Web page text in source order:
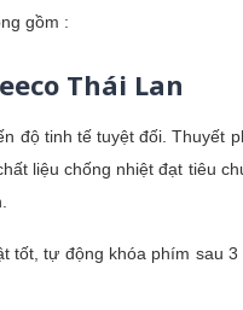
gồm :
Thái Lan
độ tinh tế tuyệt đối. Thuyết
liệu chống nhiệt đạt tiêu
tốt, tự động khóa phím sau 3